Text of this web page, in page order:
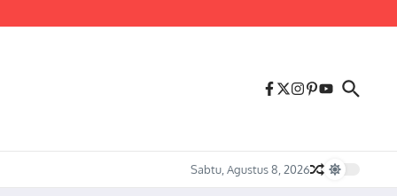
Melonjaknya Harga dan Kelangkaan Solar Bersubsidi.
Sabtu, Agustus 8, 2026